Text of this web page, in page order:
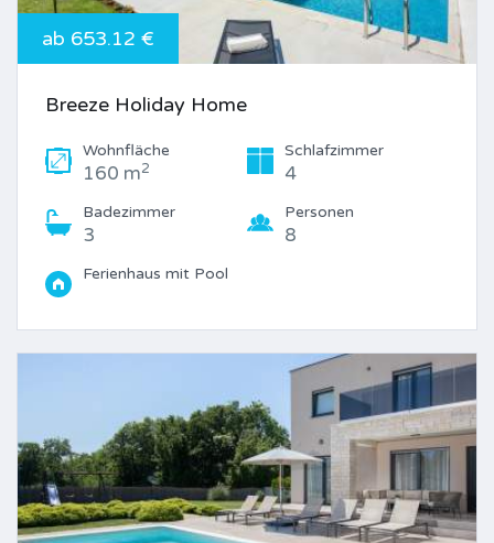
ab 653.12 €
Breeze Holiday Home
Wohnfläche
160 m2
Schlafzimmer
4
Badezimmer
3
Personen
8
Ferienhaus mit Pool